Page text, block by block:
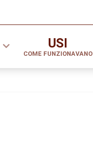
USI
COME FUNZIONAVANO